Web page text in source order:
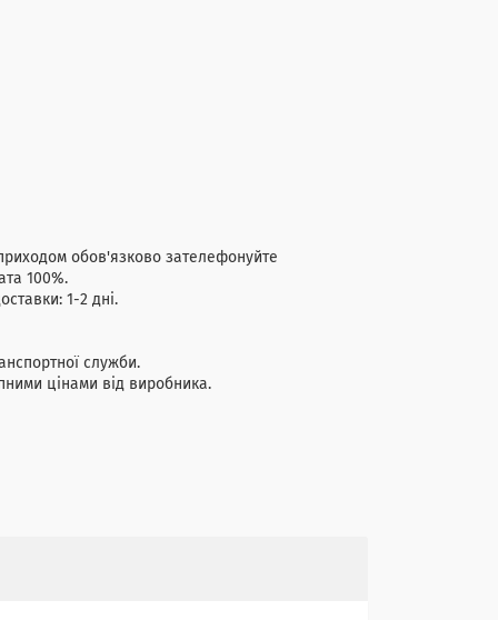
приходом обов'язково зателефонуйте
100%.
1-2 дні.
служби.
цінами від виробника.